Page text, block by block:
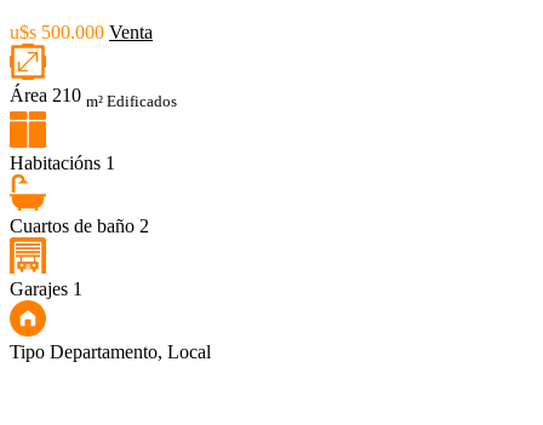
u$s 500.000 Venta
Área 210 m² Edificados
Habitacións 1
Cuartos de baño 2
Garajes 1
Tipo Departamento, Local